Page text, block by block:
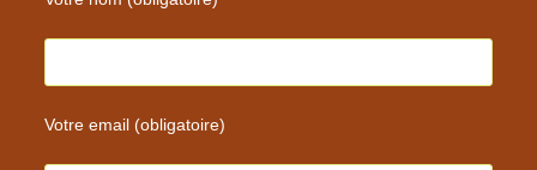
Votre email (obligatoire)